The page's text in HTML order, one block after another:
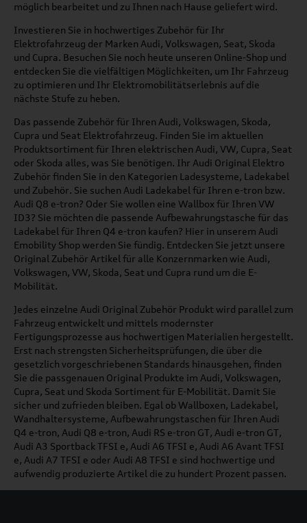
möglich bearbeitet und zu Ihnen nach Hause geliefert wird.
Investieren Sie in hochwertiges Zubehör für Ihr
Elektrofahrzeug der Marken Audi, Volkswagen, Seat, Skoda
und Cupra. Besuchen Sie noch heute unseren Online-Shop und
entdecken Sie die vielfältigen Möglichkeiten, um Ihr Fahrzeug
zu optimieren und Ihr Elektromobilitätserlebnis auf die
nächste Stufe zu heben.
Das passende Zubehör für Ihren Audi, Volkswagen, Skoda,
Cupra und Seat Elektrofahrzeug. Finden Sie im aktuellen
Produktsortiment für Ihren elektrischen Audi, VW, Cupra, Seat
oder Skoda alles, was Sie benötigen. Ihr Audi Original Elektro
Zubehör finden Sie in den Kategorien Ladesysteme, Ladekabel
und Zubehör. Sie suchen Audi Ladekabel für Ihren e-tron bzw.
Audi Q8 e-tron? Oder Sie wollen eine Wallbox für Ihren VW
ID3? Sie möchten die passende Aufbewahrungstasche für das
Ladekabel für Ihren Q4 e-tron kaufen? Hier in unserem Audi
Emobility Shop werden Sie fündig. Entdecken Sie jetzt unsere
Original Zubehör Artikel für alle Konzernmarken wie Audi,
Volkswagen, VW, Skoda, Seat und Cupra rund um die E-
Mobilität.
Jedes einzelne Audi Original Zubehör Produkt wird parallel zum
Fahrzeug entwickelt und mittels modernster
Fertigungsprozesse aus hochwertigen Materialien hergestellt.
Erst nach strengsten Sicherheitsprüfungen, die über die
gesetzlich vorgeschriebenen Standards hinausgehen, finden
Sie die passgenauen Original Produkte im Audi, Volkswagen,
Cupra, Seat und Skoda Sortiment für E-Mobilität. Damit Sie
sicher und zufrieden bleiben. Egal ob Wallboxen, Ladekabel,
Wandhaltersysteme, Aufbewahrungstaschen für Ihren Audi
Q4 e-tron, Audi Q8 e-tron, Audi RS e-tron GT, Audi e-tron GT,
Audi A3 Sportback TFSI e, Audi A6 TFSI e, Audi A6 Avant TFSI
e, Audi A7 TFSI e oder Audi A8 TFSI e sind hochwertige und
aufwendig produzierte Artikel die zu hundert Prozent passen.